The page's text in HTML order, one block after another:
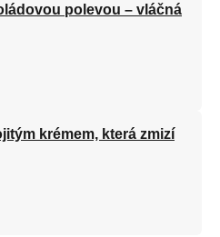
polevou – vláčná
krémem, která zmizí